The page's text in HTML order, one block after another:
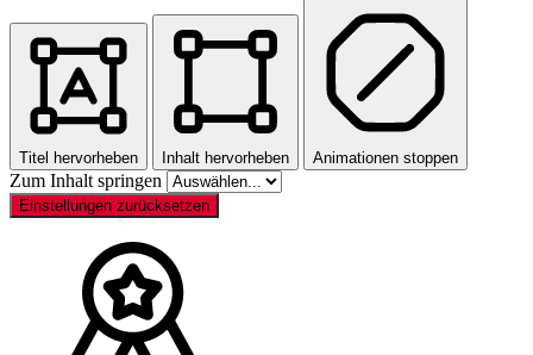
Titel hervorheben Inhalt hervorheben Animationen stoppen
Zum Inhalt springen
Einstellungen zurücksetzen